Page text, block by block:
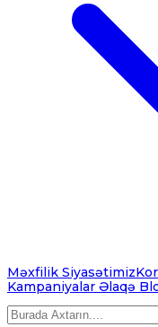
Məxfilik Siyasətimiz
Kampaniyalar Əlaqə